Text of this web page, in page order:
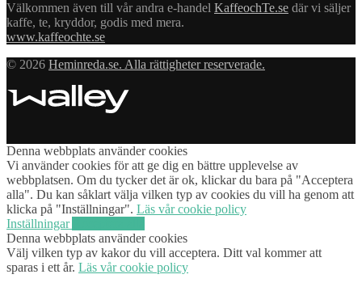
Välkommen även till vår andra e-handel KaffeochTe.se där vi säljer
kaffe, te, kryddor, godis med mera.
www.kaffeochte.se
© 2026 Heminreda.se. Alla rättigheter reserverade.
Denna webbplats använder cookies
Vi använder cookies för att ge dig en bättre upplevelse av
webbplatsen. Om du tycker det är ok, klickar du bara på "Acceptera
alla". Du kan såklart välja vilken typ av cookies du vill ha genom att
klicka på "Inställningar". Läs vår cookie policy
Inställningar
Denna webbplats använder cookies
Välj vilken typ av kakor du vill acceptera. Ditt val kommer att
sparas i ett år. Läs vår cookie policy